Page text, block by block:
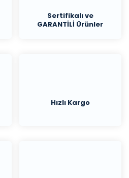
Sertifikalı ve
GARANTİLİ Ürünler
Hızlı Kargo